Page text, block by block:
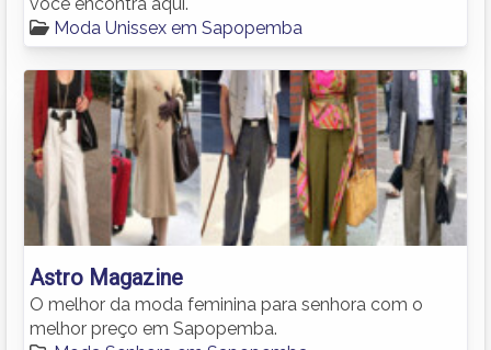
Moda Unissex em Sapopemba
Astro Magazine
O melhor da moda feminina para senhora com o
melhor preço em Sapopemba.